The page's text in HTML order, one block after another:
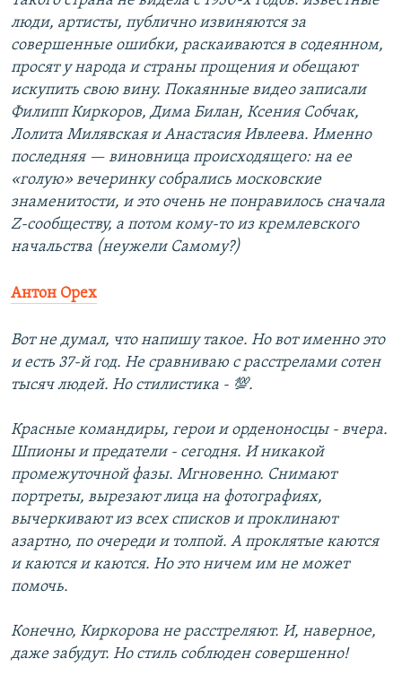
люди, артисты, публично извиняются за
совершенные ошибки, раскаиваются в содеянном,
просят у народа и страны прощения и обещают
искупить свою вину. Покаянные видео записали
Филипп Киркоров, Дима Билан, Ксения Собчак,
Лолита Милявская и Анастасия Ивлеева. Именно
последняя — виновница происходящего: на ее
«голую» вечеринку собрались московские
знаменитости, и это очень не понравилось сначала
Z-сообществу, а потом кому-то из кремлевского
начальства (неужели Самому?)
Антон Орех
Вот не думал, что напишу такое. Но вот именно это
и есть 37-й год. Не сравниваю с расстрелами сотен
тысяч людей. Но стилистика - 💯.
Красные командиры, герои и орденоносцы - вчера.
Шпионы и предатели - сегодня. И никакой
промежуточной фазы. Мгновенно. Снимают
портреты, вырезают лица на фотографиях,
вычеркивают из всех списков и проклинают
азартно, по очереди и толпой. А проклятые каются
и каются и каются. Но это ничем им не может
помочь.
Конечно, Киркорова не расстреляют. И, наверное,
даже забудут. Но стиль соблюден совершенно!